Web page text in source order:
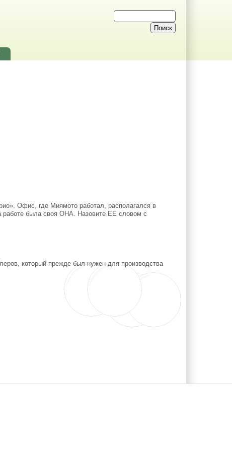
Офис, где Миямото работал, располагался в
работе была своя ОНА. Назовите ЕЕ словом с
который прежде был нужен для производства